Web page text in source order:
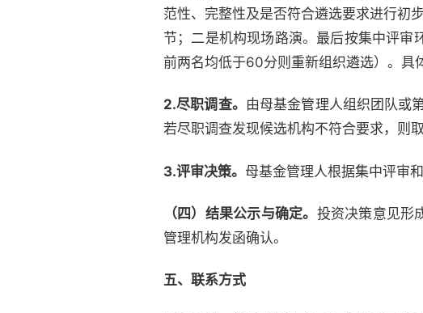
范性、完整性及是否符合遴选要求进行初
节；二是机构现场路演。最后按集中评审
前两名均低于60分则重新组织遴选）。具
2.尽职调查。 由母基金管理人组织团队或
若尽职调查发现候选机构不符合要求，则取
3.评审决策。 母基金管理人根据集中评审
（四）结果公示与确定。 投资决策意见形
管理机构发函确认。
五、 联系方式